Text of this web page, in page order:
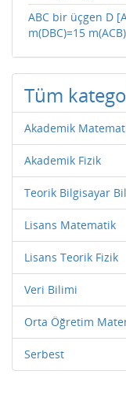
ABC bir üçgen D
m(DBC)=15
Tüm
Akademik
Akademik Fizik
Teorik Bilgisayar
Lisans Matematik
Lisans Teorik Fizik
Veri Bilimi
Orta Öğretim
Serbest